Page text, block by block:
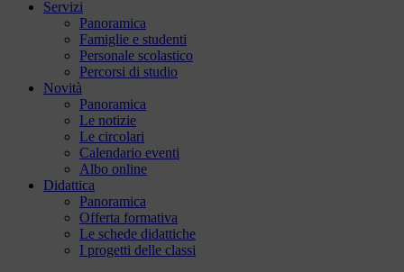
Servizi
Panoramica
Famiglie e studenti
Personale scolastico
Percorsi di studio
Novità
Panoramica
Le notizie
Le circolari
Calendario eventi
Albo online
Didattica
Panoramica
Offerta formativa
Le schede didattiche
I progetti delle classi